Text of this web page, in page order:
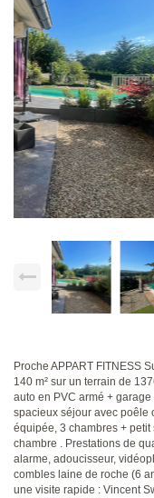
Proche APPART FITNESS
140 m² sur un terrain de
auto en PVC armé +
spacieux séjour avec poêle
équipée, 3 chambres +
chambre . Prestations de
alarme, adoucisseur,
combles laine de roche (6
une visite rapide : Vincent